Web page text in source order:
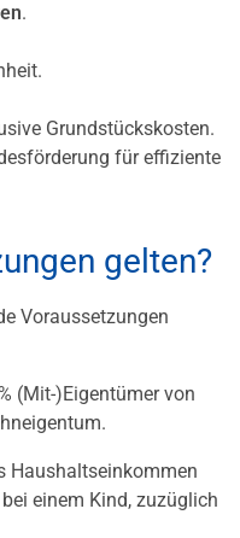
.
Grundstückskosten.
für effiziente
gelten?
Voraussetzungen
(Mit-)Eigentümer von
Haushaltseinkommen
einem Kind, zuzüglich